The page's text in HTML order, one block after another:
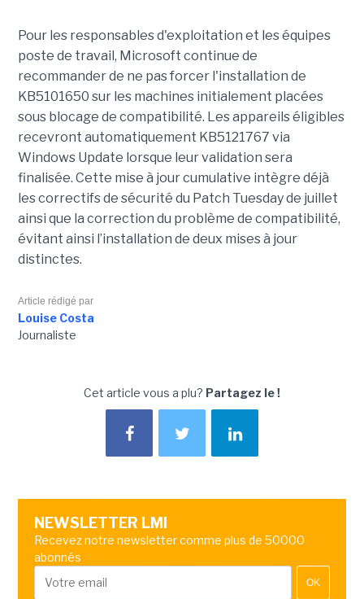
Pour les responsables d'exploitation et les équipes
poste de travail, Microsoft continue de
recommander de ne pas forcer l'installation de
KB5101650 sur les machines initialement placées
sous blocage de compatibilité. Les appareils éligibles
recevront automatiquement KB5121767 via
Windows Update lorsque leur validation sera
finalisée. Cette mise à jour cumulative intègre déjà
les correctifs de sécurité du Patch Tuesday de juillet
ainsi que la correction du problème de compatibilité,
évitant ainsi l’installation de deux mises à jour
distinctes.
Article rédigé par
Louise Costa
Journaliste
Cet article vous a plu? Partagez le !
NEWSLETTER LMI
Recevez notre newsletter comme plus de 50000
abonnés
OK